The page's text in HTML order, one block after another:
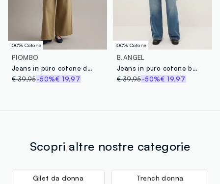
100% Cotone
PIOMBO
Jeans in puro cotone denim beige wide leg
€ 39,95-50%€ 19,97
100% Cotone
B.ANGEL
Jeans in puro cotone blu boyfriend fit
€ 39,95 -50%€ 19,97
Scopri altre nostre categorie
Gilet da donna Trench donna